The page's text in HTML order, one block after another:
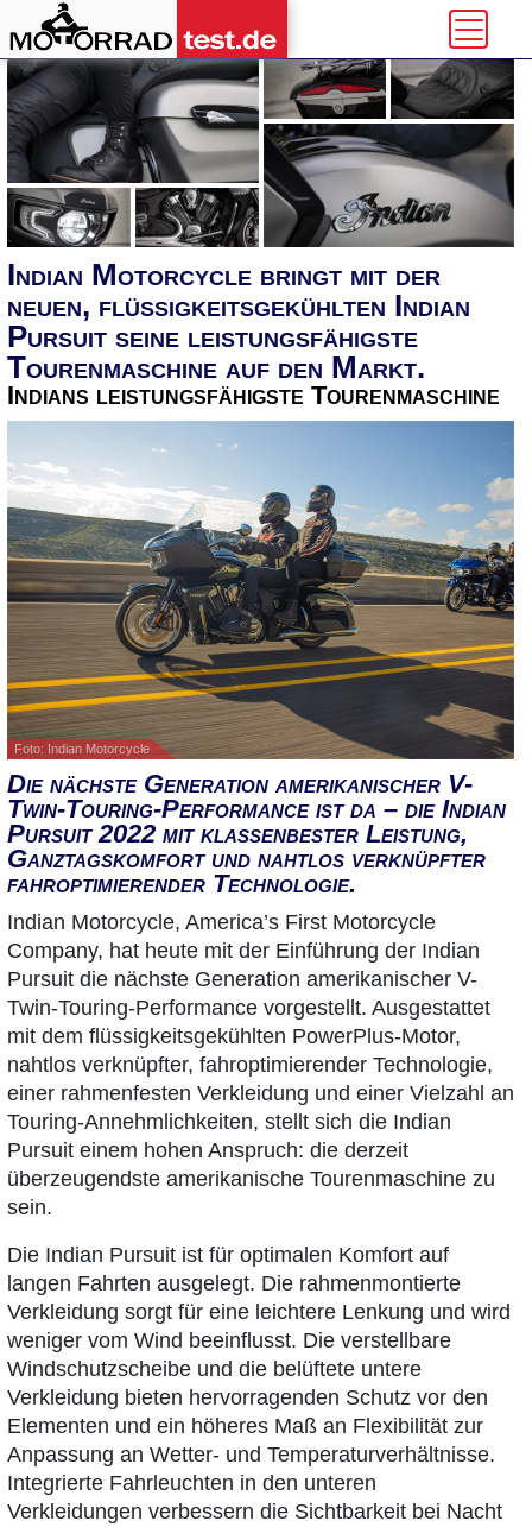
Indian Motorcycle bringt mit der
neuen, flüssigkeitsgekühlten Indian
Pursuit seine leistungsfähigste
Tourenmaschine auf den Markt.
Indians leistungsfähigste Tourenmaschine
Foto: Indian Motorcycle
Die nächste Generation amerikanischer V-
Twin-Touring-Performance ist da – die Indian
Pursuit 2022 mit klassenbester Leistung,
Ganztagskomfort und nahtlos verknüpfter
fahroptimierender Technologie.
Indian Motorcycle, America’s First Motorcycle
Company, hat heute mit der Einführung der Indian
Pursuit die nächste Generation amerikanischer V-
Twin-Touring-Performance vorgestellt. Ausgestattet
mit dem flüssigkeitsgekühlten PowerPlus-Motor,
nahtlos verknüpfter, fahroptimierender Technologie,
einer rahmenfesten Verkleidung und einer Vielzahl an
Touring-Annehmlichkeiten, stellt sich die Indian
Pursuit einem hohen Anspruch: die derzeit
überzeugendste amerikanische Tourenmaschine zu
sein.
Die Indian Pursuit ist für optimalen Komfort auf
langen Fahrten ausgelegt. Die rahmenmontierte
Verkleidung sorgt für eine leichtere Lenkung und wird
weniger vom Wind beeinflusst. Die verstellbare
Windschutzscheibe und die belüftete untere
Verkleidung bieten hervorragenden Schutz vor den
Elementen und ein höheres Maß an Flexibilität zur
Anpassung an Wetter- und Temperaturverhältnisse.
Integrierte Fahrleuchten in den unteren
Verkleidungen verbessern die Sichtbarkeit bei Nacht